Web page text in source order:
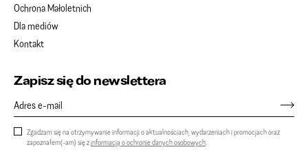
Ochrona Małoletnich
Dla mediów
Kontakt
Zapisz się do newslettera
Zgadzam się na otrzymywanie informacji o aktualnościach, wydarzeniach i promocjach oraz
zapoznałem(-am) się zinformacją o ochronie danych osobowych